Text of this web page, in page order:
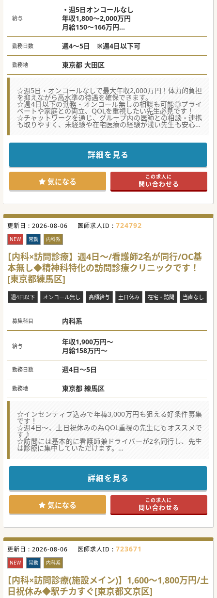
給与
・週5日オンコールなし
年収1,800～2,000万円
月給150～166万円
・週4日オンコールなし
年収1,440～1,600万円
月給120万円～133万円
※上記以上の提示も相談可能
勤務日数 週4～5日 ※週4日以下可
勤務地 東京都 大田区
☆週5日・オンコールなしで最大年収2,000万円！体力的負担
を抑えながら高水準の待遇を確保できます。
☆週4日以下の勤務・オンコール無しの相談も可能◎プライ
ベートや家庭との両立、QOLを重視したい先生必見です！
☆チャットワークを通じ、グループ内の医師との相談・連携
も取りやすく、未経験や在宅医療の経験が浅い先生も安心し
て勤務できる環境です。
★☆コンサルタントからのメッセージ★☆
東急・池上線最寄駅より徒歩1分と好立地の訪問診療クリニ
内科プライマリ・ケア診療と併せて在宅医療に強みを持つ大
手グループの基盤を活かし、
地域ニーズの強い在宅医療を強化していくための増員募集で
多職種とのスムーズな連携はもちろん、在宅医療の普及や人
働きながら確かなスキルを身につけられます。
少しでもご興味がございましたら、お気軽にお問い合わせく
ださい♪
#秋入職可
詳細を見る
気になる この求人に
問い合わせる
更新日 : 2026-08-06 医師求人ID : 724792
NEW 常勤 内科系
【内科×訪問診療】週4日～/看護師2名が同行/OC基
本無し◆精神科特化の訪問診療クリニックです！
[東京都練馬区]
週4日以下 オンコール無し 高額給与 土日休み 在宅・訪問 当直なし
募集科目 内科系
給与
年収1,900万円～
月給158万円～
勤務日数 週4日～5日
勤務地 東京都 練馬区
☆インセンティブ込みで年棒3,000万円も狙える好条件募集
です！
☆週4日～、土日祝休みの為QOL重視の先生にもオススメで
す♪
☆訪問には基本的に看護師兼ドライバーが2名同行し、先生
は診療に集中していただけます。
2026年4月に練馬区に開院した精神科特化型の訪問診療クリ
精神科患者様の訪問をお願いしておりますが、
精神科疾患に関しては精神科の先生へ相談や依頼することが
可能です。
最寄り駅徒歩圏内の為ご通勤アクセスも至便です。
#秋入職可
詳細を見る
気になる この求人に
問い合わせる
更新日 : 2026-08-06 医師求人ID : 723671
NEW 常勤 内科系
【内科×訪問診療(施設メイン)】1,600～1,800万円/土
日祝休み◆駅チカすぐ[東京都文京区]